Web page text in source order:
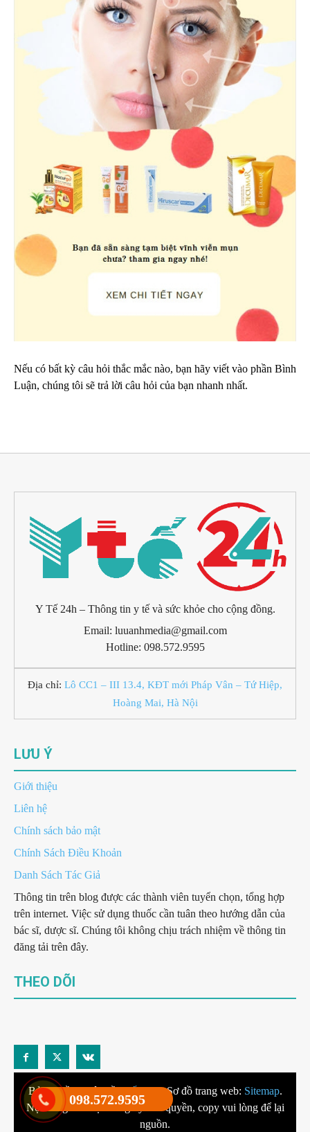
Nếu có bất kỳ câu hỏi thắc mắc nào, bạn hãy viết vào phần Bình
Luận, chúng tôi sẽ trả lời câu hỏi của bạn nhanh nhất.
Y Tế 24h – Thông tin y tế và sức khỏe cho cộng đồng.
Email: luuanhmedia@gmail.com
Hotline: 098.572.9595
Địa chỉ: Lô CC1 – III 13.4, KĐT mới Pháp Vân – Tứ Hiệp,
Hoàng Mai, Hà Nội
LƯU Ý
Giới thiệu
Liên hệ
Chính sách bảo mật
Chính Sách Điều Khoản
Danh Sách Tác Giả
Thông tin trên blog được các thành viên tuyển chọn, tổng hợp
trên internet. Việc sử dụng thuốc cần tuân theo hướng dẫn của
bác sĩ, dược sĩ. Chúng tôi không chịu trách nhiệm về thông tin
đăng tải trên đây.
THEO DÕI
Bản quyền thuộc vềY tế 24h– Sơ đồ trang web: Sitemap.
Nội dung đã được đăng ký bản quyền, copy vui lòng để lại
nguồn.
098.572.9595